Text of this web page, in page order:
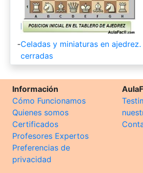
-Celadas y miniaturas en
cerradas
Información
Cómo Funcionamos
Quienes somos
Certificados
Profesores Expertos
Preferencias de
privacidad